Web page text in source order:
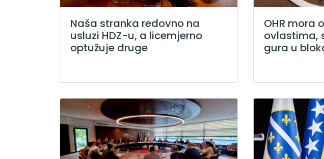
Naša stranka redovno na
usluzi HDZ-u, a licemjerno
optužuje druge
OHR mora
ovlastima,
gura u